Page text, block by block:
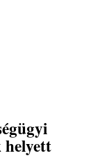
helyett